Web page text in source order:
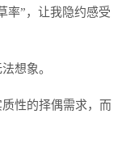
率”，让我隐约感受
想象。
性的择偶需求，而